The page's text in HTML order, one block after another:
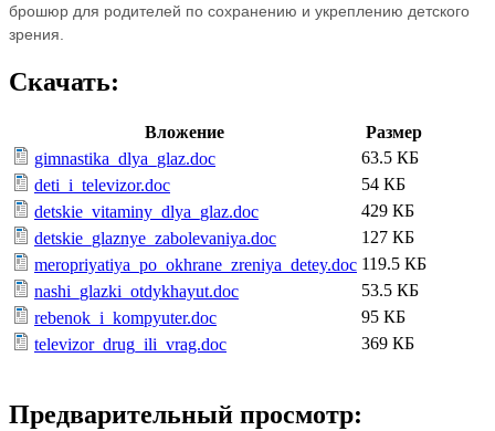
брошюр для родителей по сохранению и укреплению детского
зрения.
Скачать:
Вложение
Размер
gimnastika_dlya_glaz.doc
63.5 КБ
deti_i_televizor.doc
54 КБ
detskie_vitaminy_dlya_glaz.doc
429 КБ
detskie_glaznye_zabolevaniya.doc
127 КБ
meropriyatiya_po_okhrane_zreniya_detey.doc 119.5 КБ
nashi_glazki_otdykhayut.doc
53.5 КБ
rebenok_i_kompyuter.doc
95 КБ
televizor_drug_ili_vrag.doc
369 КБ
Предварительный просмотр: